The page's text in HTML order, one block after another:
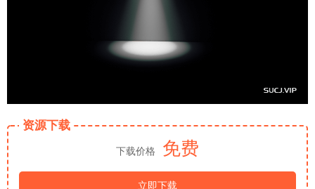
资源下载
下载价格 免费
立即下载